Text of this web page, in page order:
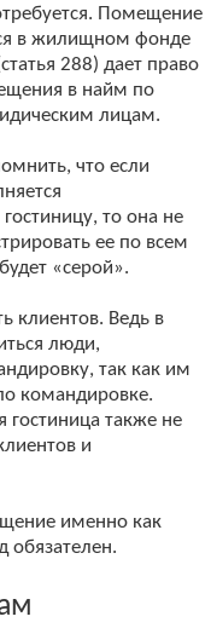
Помещение
в жилищном фонде
288) дает право
в найм по
лицам.
что если
то она не
ее по всем
«серой».
клиентов. Ведь в
люди,
так как им
командировке.
гостиница также не
и
именно как
обязателен.